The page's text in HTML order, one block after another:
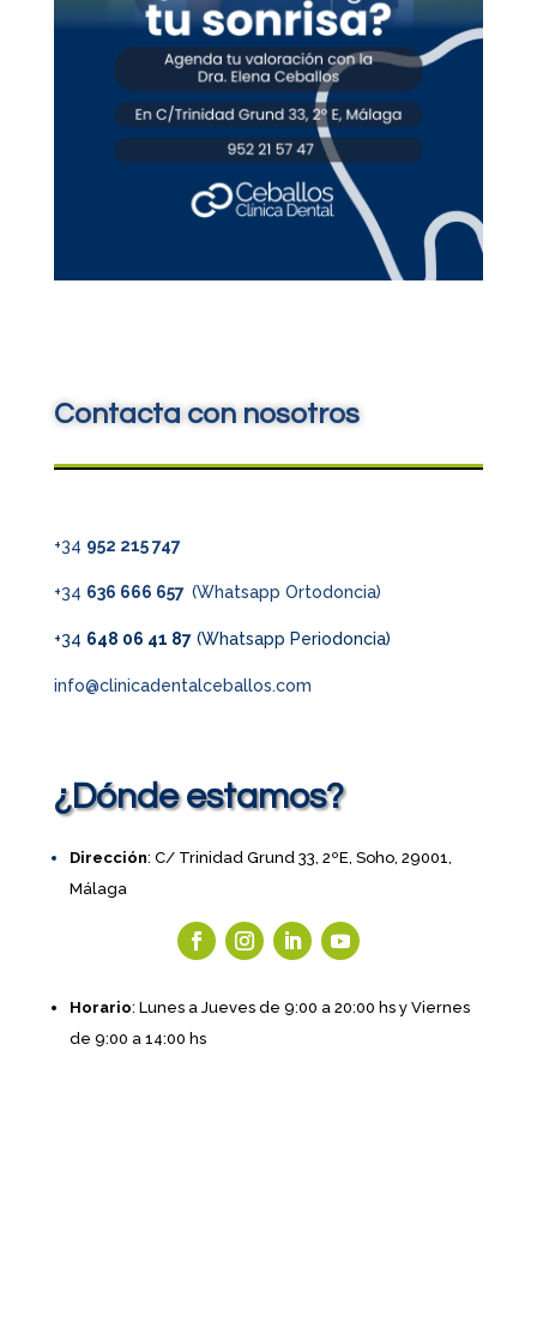
Contacta con nosotros
+34 952 215 747
+34 636 666 657 (Whatsapp Ortodoncia)
+34 648 06 41 87(Whatsapp Periodoncia)
info@clinicadentalceballos.com
¿Dónde estamos?
Dirección: C/ Trinidad Grund 33, 2ºE, Soho, 29001,
Málaga
Horario: Lunes a Jueves de 9:00 a 20:00 hs y Viernes
de 9:00 a 14:00 hs